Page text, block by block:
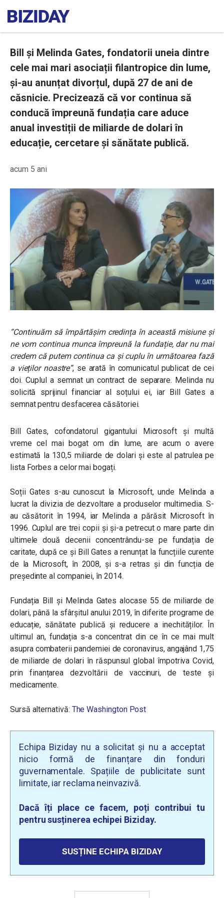
Bill și Melinda Gates, fondatorii uneia dintre
cele mai mari asociații filantropice din lume,
și-au anunțat divorțul, după 27 de ani de
căsnicie. Precizează că vor continua să
conducă împreună fundația care aduce
anual investiții de miliarde de dolari în
educație, cercetare și sănătate publică.
acum 5 ani
“Continuăm să împărtășim credința în această misiune și
ne vom continua munca împreună la fundație, dar nu mai
credem că putem continua ca și cuplu în următoarea fază
a vieților noastre”, se arată în comunicatul publicat de cei
doi. Cuplul a semnat un contract de separare. Melinda nu
solicită sprijinul financiar al soțului ei, iar Bill Gates a
semnat pentru desfacerea căsătoriei.
Bill Gates, cofondatorul gigantului Microsoft și multă
vreme cel mai bogat om din lume, are acum o avere
estimată la 130,5 miliarde de dolari și este al patrulea pe
lista Forbes a celor mai bogați.
Soții Gates s-au cunoscut la Microsoft, unde Melinda a
lucrat la divizia de dezvoltare a produselor multimedia. S-
au căsătorit în 1994, iar Melinda a părăsit Microsoft în
1996. Cuplul are trei copii și și-a petrecut o mare parte din
ultimele două decenii concentrându-se pe fundația de
caritate, după ce și Bill Gates a renunțat la funcțiile curente
de la Microsoft, în 2008, și s-a retras și din funcția de
președinte al companiei, în 2014.
Fundația Bill și Melinda Gates alocase 55 de miliarde de
dolari, până la sfârșitul anului 2019, în diferite programe de
educație, sănătate publică și reducere a inechităților. În
ultimul an, fundația s-a concentrat din ce în ce mai mult
asupra combaterii pandemiei de coronavirus, angajând 1,75
de miliarde de dolari în răspunsul global împotriva Covid,
prin finanțarea dezvoltării de vaccinuri, de teste și
medicamente.
Sursă alternativă: The Washington Post
Echipa Biziday nu a solicitat și nu a acceptat
nicio formă de finanțare din fonduri
guvernamentale. Spațiile de publicitate sunt
limitate, iar reclama neinvazivă.
Dacă îți place ce facem, poți contribui tu
pentru susținerea echipei Biziday.
SUSȚINE ECHIPA BIZIDAY